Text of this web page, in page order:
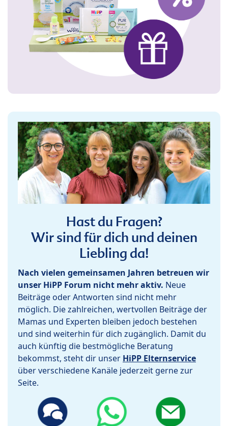
Hast du Fragen?
Wir sind für dich und deinen
Liebling da!
Nach vielen gemeinsamen Jahren betreuen wir
unser HiPP Forum nicht mehr aktiv. Neue
Beiträge oder Antworten sind nicht mehr
möglich. Die zahlreichen, wertvollen Beiträge der
Mamas und Experten bleiben jedoch bestehen
und sind weiterhin für dich zugänglich. Damit du
auch künftig die bestmögliche Beratung
bekommst, steht dir unser HiPP Elternservice
über verschiedene Kanäle jederzeit gerne zur
Seite.